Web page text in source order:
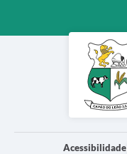
Acessibilidade